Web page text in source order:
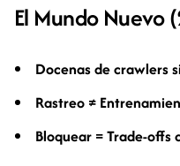
El Mundo Nuevo
Docenas de crawlers
Rastreo ≠
Bloquear = Trade-offs